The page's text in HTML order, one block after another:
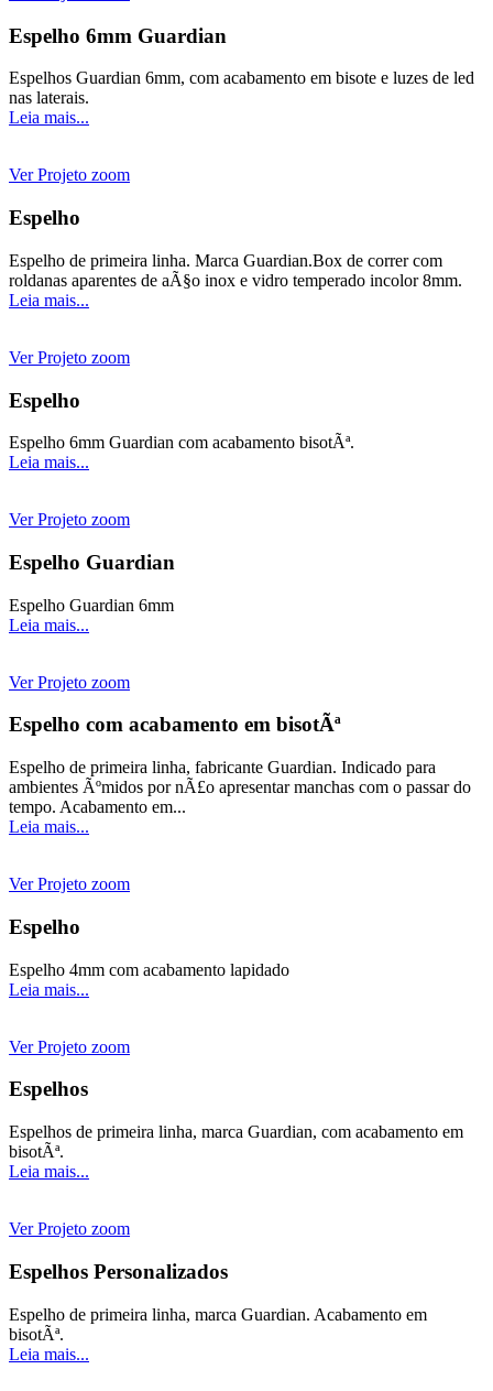
Espelho 6mm Guardian
Espelhos Guardian 6mm, com acabamento em bisote e luzes de led
nas laterais.
Leia mais...
Ver Projeto zoom
Espelho
Espelho de primeira linha. Marca Guardian.Box de correr com
roldanas aparentes de aÃ§o inox e vidro temperado incolor 8mm.
Leia mais...
Ver Projeto zoom
Espelho
Espelho 6mm Guardian com acabamento bisotÃª.
Leia mais...
Ver Projeto zoom
Espelho Guardian
Espelho Guardian 6mm
Leia mais...
Ver Projeto zoom
Espelho com acabamento em bisotÃª
Espelho de primeira linha, fabricante Guardian. Indicado para
ambientes Ãºmidos por nÃ£o apresentar manchas com o passar do
tempo. Acabamento em...
Leia mais...
Ver Projeto zoom
Espelho
Espelho 4mm com acabamento lapidado
Leia mais...
Ver Projeto zoom
Espelhos
Espelhos de primeira linha, marca Guardian, com acabamento em
bisotÃª.
Leia mais...
Ver Projeto zoom
Espelhos Personalizados
Espelho de primeira linha, marca Guardian. Acabamento em
bisotÃª.
Leia mais...